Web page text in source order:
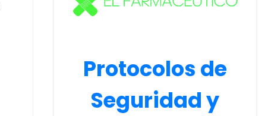
Protocolos de
Seguridad y